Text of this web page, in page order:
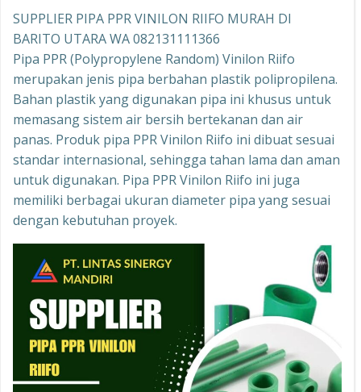
SUPPLIER PIPA PPR VINILON RIIFO MURAH DI
BARITO UTARA WA 082131111366
Pipa PPR (Polypropylene Random) Vinilon Riifo
merupakan jenis pipa berbahan plastik polipropilena.
Bahan plastik yang digunakan pipa ini khusus untuk
memasang sistem air bersih bertekanan dan air
panas. Produk pipa PPR Vinilon Riifo ini dibuat sesuai
standar internasional, sehingga tahan lama dan aman
untuk digunakan. Pipa PPR Vinilon Riifo ini juga
memiliki berbagai ukuran diameter pipa yang sesuai
dengan kebutuhan proyek.